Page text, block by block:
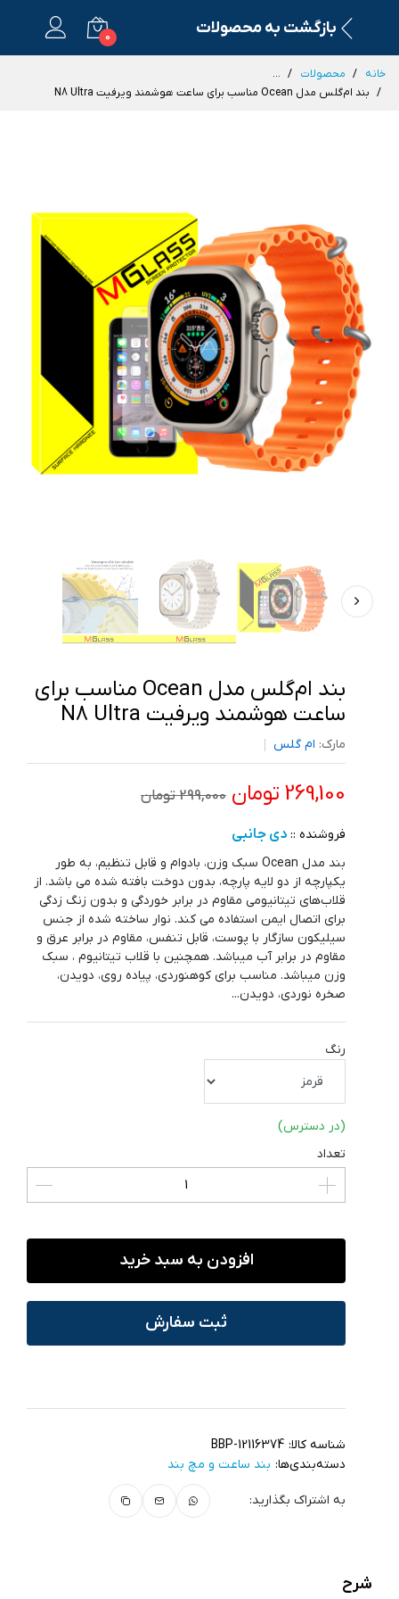
بازگشت به محصولات 0
خانه محصولات
...
بند ام‌گلس مدل Ocean مناسب برای ساعت هوشمند ویرفیت N8 Ultra
بند ام‌گلس مدل Ocean مناسب برای
ساعت هوشمند ویرفیت N8 Ultra
مارک: ام گلس
269,100 تومان 299,000 تومان
فروشنده :: دی جانبی
بند مدل Ocean سبک وزن، بادوام و قابل تنظیم، به طور
یکپارچه از دو لایه پارچه، بدون دوخت بافته شده می باشد. از
قلاب‌های تیتانیومی مقاوم در برابر خوردگی و بدون زنگ زدگی
برای اتصال ایمن استفاده می کند. نوار ساخته شده از جنس
سیلیکون سازگار با پوست، قابل تنفس، مقاوم در برابر عرق و
مقاوم در برابر آب میباشد. همچنین با قلاب تیتانیوم ، سبک
وزن میباشد. مناسب برای کوهنوردی، پیاده روی، دویدن،
صخره نوردی، دویدن...
رنگ
(در دسترس)
تعداد
افزودن به سبد خرید
ثبت سفارش
شناسه کالا: BBP-12116374
دسته‌بندی‌ها: بند ساعت و مچ‌ بند
به اشتراک بگذارید:
شرح